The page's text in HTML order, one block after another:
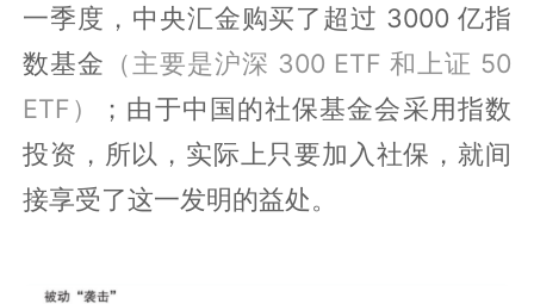
一季度，中央汇金购买了超过 3000 亿指
数基金 （主要是沪深 300 ETF 和上证 50
ETF）
；由于中国的社保基金会采用指数
投资，所以，实际上只要加入社保，就间
接享受了这一发明的益处。